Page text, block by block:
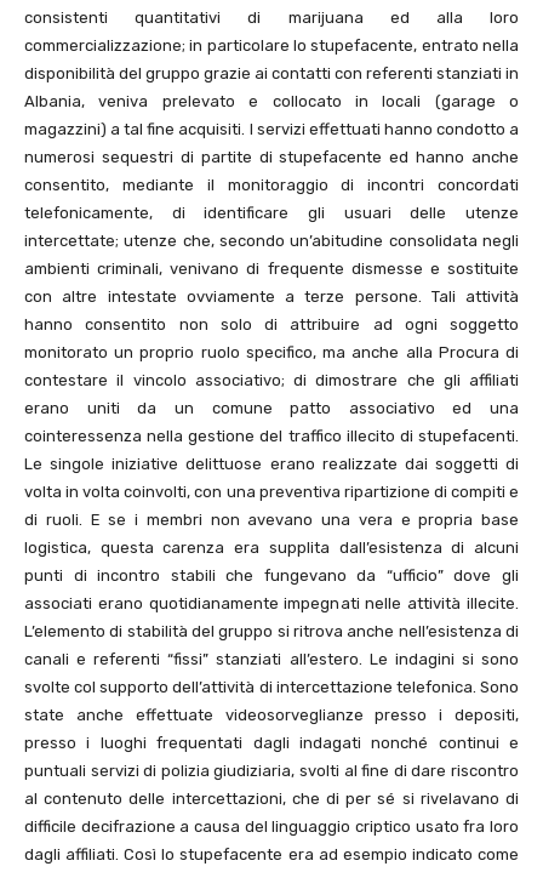
consistenti quantitativi di marijuana ed alla loro
commercializzazione; in particolare lo stupefacente, entrato nella
disponibilità del gruppo grazie ai contatti con referenti stanziati in
Albania, veniva prelevato e collocato in locali (garage o
magazzini) a tal fine acquisiti. I servizi effettuati hanno condotto a
numerosi sequestri di partite di stupefacente ed hanno anche
consentito, mediante il monitoraggio di incontri concordati
telefonicamente, di identificare gli usuari delle utenze
intercettate; utenze che, secondo un’abitudine consolidata negli
ambienti criminali, venivano di frequente dismesse e sostituite
con altre intestate ovviamente a terze persone. Tali attività
hanno consentito non solo di attribuire ad ogni soggetto
monitorato un proprio ruolo specifico, ma anche alla Procura di
contestare il vincolo associativo; di dimostrare che gli affiliati
erano uniti da un comune patto associativo ed una
cointeressenza nella gestione del traffico illecito di stupefacenti.
Le singole iniziative delittuose erano realizzate dai soggetti di
volta in volta coinvolti, con una preventiva ripartizione di compiti e
di ruoli. E se i membri non avevano una vera e propria base
logistica, questa carenza era supplita dall’esistenza di alcuni
punti di incontro stabili che fungevano da “ufficio” dove gli
associati erano quotidianamente impegnati nelle attività illecite.
L’elemento di stabilità del gruppo si ritrova anche nell’esistenza di
canali e referenti “fissi” stanziati all’estero. Le indagini si sono
svolte col supporto dell’attività di intercettazione telefonica. Sono
state anche effettuate videosorveglianze presso i depositi,
presso i luoghi frequentati dagli indagati nonché continui e
puntuali servizi di polizia giudiziaria, svolti al fine di dare riscontro
al contenuto delle intercettazioni, che di per sé si rivelavano di
difficile decifrazione a causa del linguaggio criptico usato fra loro
dagli affiliati. Così lo stupefacente era ad esempio indicato come